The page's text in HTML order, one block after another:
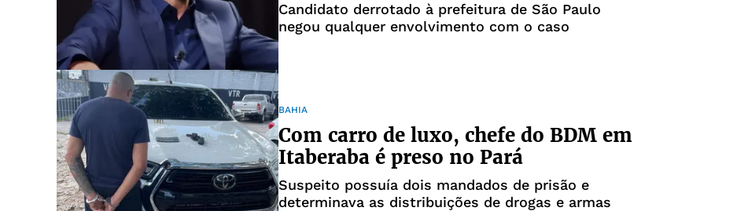
Candidato derrotado à prefeitura de São Paulo
negou qualquer envolvimento com o caso
BAHIA
Com carro de luxo, chefe do BDM em
Itaberaba é preso no Pará
Suspeito possuía dois mandados de prisão e
determinava as distribuições de drogas e armas